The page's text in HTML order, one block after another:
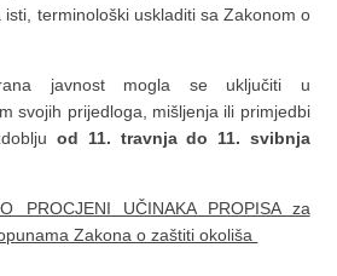
terminološki uskladiti sa Zakonom o
javnost mogla se uključiti u
svojih prijedloga, mišljenja ili primjedbi
od 11. travnja do 11. svibnja
PROCJENI UČINAKA PROPISA za
Zakona o zaštiti okoliša